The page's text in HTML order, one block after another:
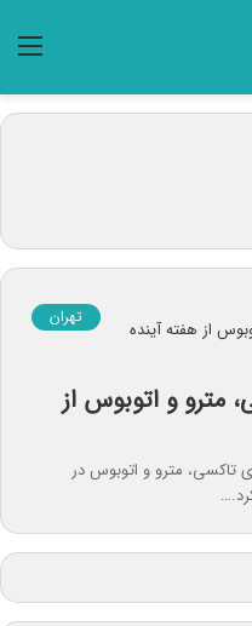
تهران
مترو و اتوبوس از
تاکسی، مترو و اتوبوس در